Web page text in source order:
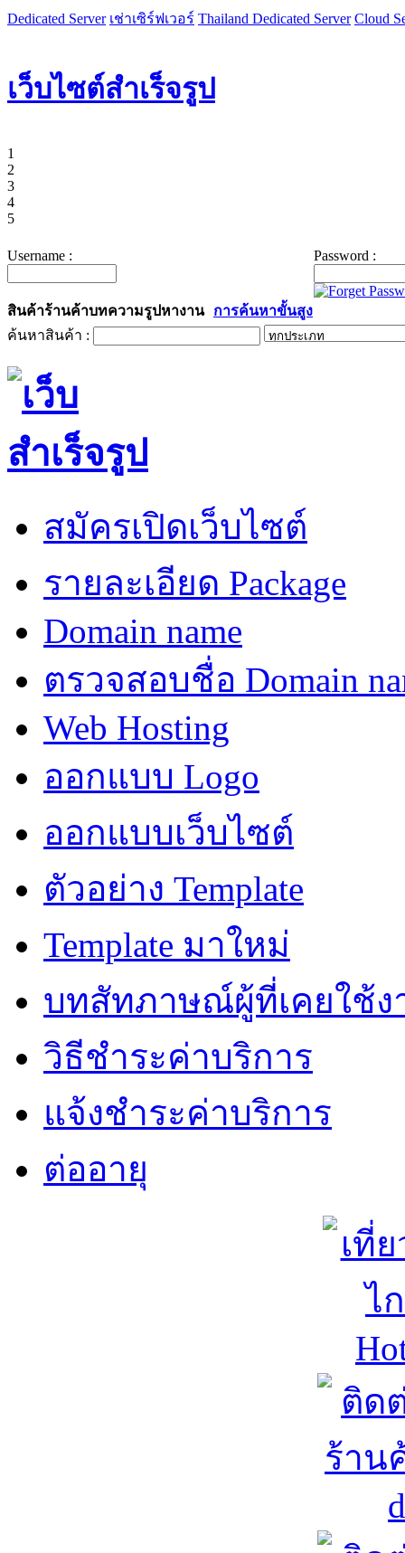
Dedicated Server เช่าเซิร์ฟเวอร์ Thailand Dedicated Server Cloud
เว็บไซต์สำเร็จรูป
1
2
3
4
5
Username : Password :
สินค้าร้านค้าบทความรูปหางาน
การค้นหาขั้นสูง
ค้นหาสินค้า :
สมัครเปิดเว็บไซต์
รายละเอียด Package
Domain name
ตรวจสอบชื่อ Domain
Web Hosting
ออกแบบ Logo
ออกแบบเว็บไซต์
ตัวอย่าง Template
Template มาใหม่
บทสัทภาษณ์ผู้ที่เคยใช้ง
วิธีชำระค่าบริการ
แจ้งชำระค่าบริการ
ต่ออายุ